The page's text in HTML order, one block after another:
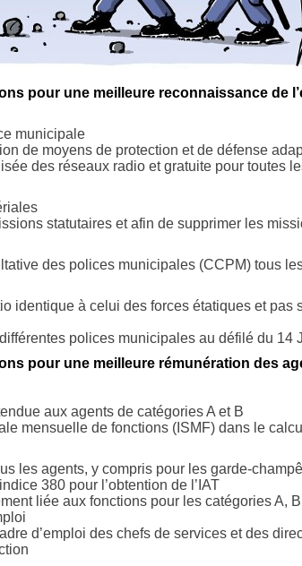
pour une meilleure reconnaissance de
municipale
de moyens de protection et de défense
des réseaux radio et gratuite pour toutes
statutaires et afin de supprimer les
des polices municipales (CCPM) tous
identique à celui des forces étatiques et pas
polices municipales au défilé du 14
pour une meilleure rémunération des
aux agents de catégories A et B
mensuelle de fonctions (ISMF) dans le
les agents, y compris pour les garde-
380 pour l’obtention de l’IAT
liée aux fonctions pour les catégories A,
d’emploi des chefs de services et des